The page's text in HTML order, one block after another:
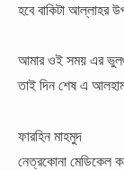
হবে বাকিটা আল্লাহর
আমার ওই সময় এর
তাই দিন শেষ এ
ফারহিন মাহমুদ
নেত্রকোনা মেডিকেল